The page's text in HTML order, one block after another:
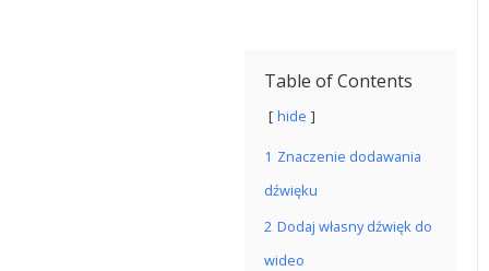
Table of Contents
hide
1 Znaczenie dodawania
dźwięku
2 Dodaj własny dźwięk do
wideo